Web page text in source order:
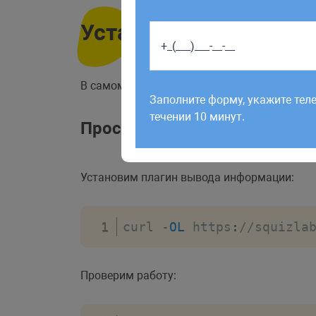
Установка
В самом простом случае, можно установить
Простая установка
Установим плагин вывода информации:
curl -OL https : //
Проверим работу:
Работаем по будням с 9:00 до
рабочий день до 12:00.
Заполните форму, укажите
течении 10 минут.